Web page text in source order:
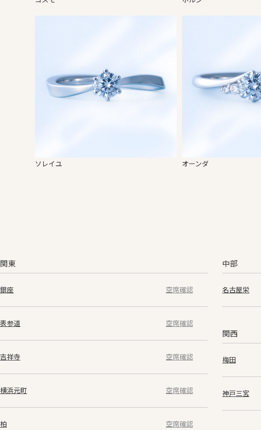
ソレイユ オーンダ
関東
銀座 空席確認
表参道 空席確認
吉祥寺 空席確認
横浜元町 空席確認
柏 空席確認
中部
名古屋栄
関西
梅田
神戸三宮